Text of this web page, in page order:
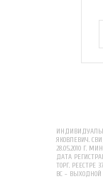
ЯКОВЛЕВИЧ.
28.05.2010 Г.
ДАТА
ТОРГ. РЕЕСТРЕ
ВС - ВЫХОДНОЙ